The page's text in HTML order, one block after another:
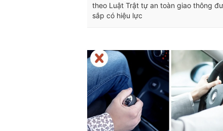
theo Luật Trật tự an toàn giao thông
sắp có hiệu lực